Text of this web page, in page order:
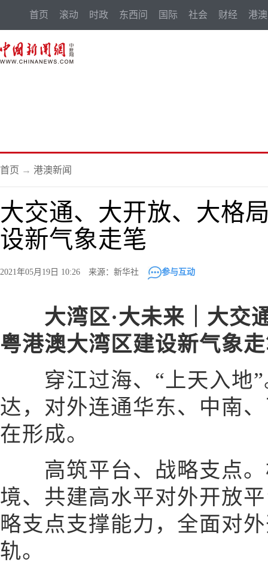
首页 滚动 时政 东西问 国际 社会 财经 港澳
首页 → 港澳新闻
大交通、大开放、大格
设新气象走笔
2021年05月19日 10:26 来源：新华社 参与互动
大湾区·大未来｜大
粤港澳大湾区建设新气象
穿江过海、“上天入地”
达，对外连通华东、中南
在形成。
高筑平台、战略支点。
境、共建高水平对外开放
略支点支撑能力，全面对
轨。